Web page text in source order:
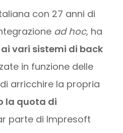
con 27 anni di
ad hoc, ha
vari sistemi di back
in funzione delle
arricchire la propria
la quota di
parte di Impresoft